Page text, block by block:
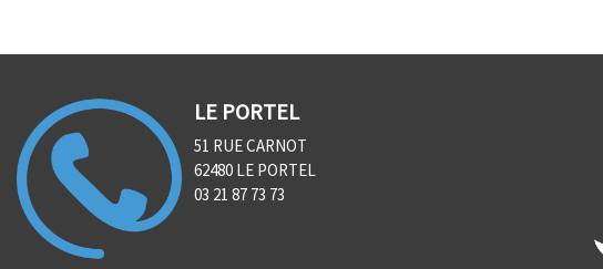
LE PORTEL
51 RUE CARNOT
62480 LE PORTEL
03 21 87 73 73